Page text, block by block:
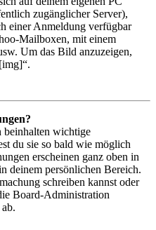
zugänglicher Server),
einer Anmeldung verfügbar
Mailboxen, mit einem
Um das Bild anzuzeigen,
beinhalten wichtige
du sie so bald wie möglich
erscheinen ganz oben in
deinem persönlichen Bereich.
schreiben kannst oder
Board-Administration